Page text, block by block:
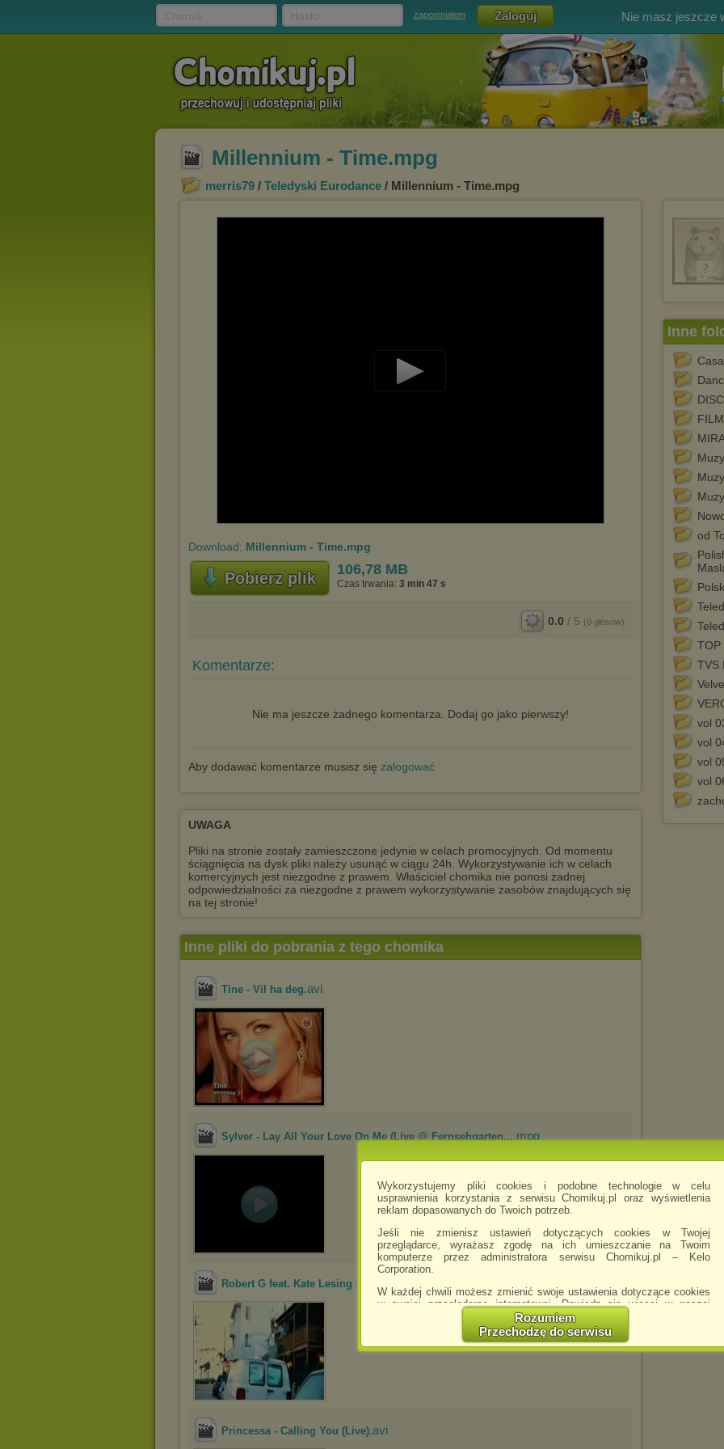
Wykorzystujemy pliki cookies i podobne technologie w celu
usprawnienia korzystania z serwisu Chomikuj.pl oraz wyświetlenia
reklam dopasowanych do Twoich potrzeb.
Jeśli nie zmienisz ustawień dotyczących cookies w Twojej
przeglądarce, wyrażasz zgodę na ich umieszczanie na Twoim
komputerze przez administratora serwisu Chomikuj.pl – Kelo
Corporation.
W każdej chwili możesz zmienić swoje ustawienia dotyczące cookies
w swojej przeglądarce internetowej. Dowiedz się więcej w naszej
http://chomikuj.pl/PolitykaPrywatnosci.aspx
Jednocześnie informujemy że zmiana ustawień przeglądarki może
spowodować ograniczenie korzystania ze strony Chomikuj.pl.
marketingowych).
Rozumiem
Przechodzę do serwisu
zapomniałem Nie masz jeszcze
Millennium - Time.mpg
merris79 / Teledyski Eurodance / Millennium - Time.mpg
Download: Millennium - Time.mpg
Pobierz plik 106,78 MB
Czas trwania: 3 min 47 s
0.0 / 5 (0 głosów)
Komentarze:
Nie ma jeszcze żadnego komentarza. Dodaj go jako pierwszy!
Aby dodawać komentarze musisz się zalogować
Inne
od
TOP
TVS
vol
vol
vol
vol
UWAGA
Pliki na stronie zostały zamieszczone jedynie w celach promocyjnych. Od momentu
ściągnięcia na dysk pliki należy usunąć w ciągu 24h. Wykorzystywanie ich w celach
komercyjnych jest niezgodne z prawem. Właściciel chomika nie ponosi żadnej
odpowiedzialności za niezgodne z prawem wykorzystywanie zasobów znajdujących się
na tej stronie!
Inne pliki do pobrania z tego chomika
Tine - Vil ha deg.avi
Sylver - Lay All Your Love On Me (Live @ Fernsehgarten....mpg
Robert G feat. Kate Lesing - Highest Mountain
Princessa - Calling You (Live).avi